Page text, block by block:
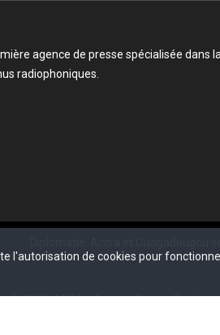
Accra et Ouagadougou scellent
l'autorisation de cookies pour
agence de presse spécialisée
radiophoniques.
© 2021, APRA - Agence Presse Radio et
l'autorisation de cookies pour